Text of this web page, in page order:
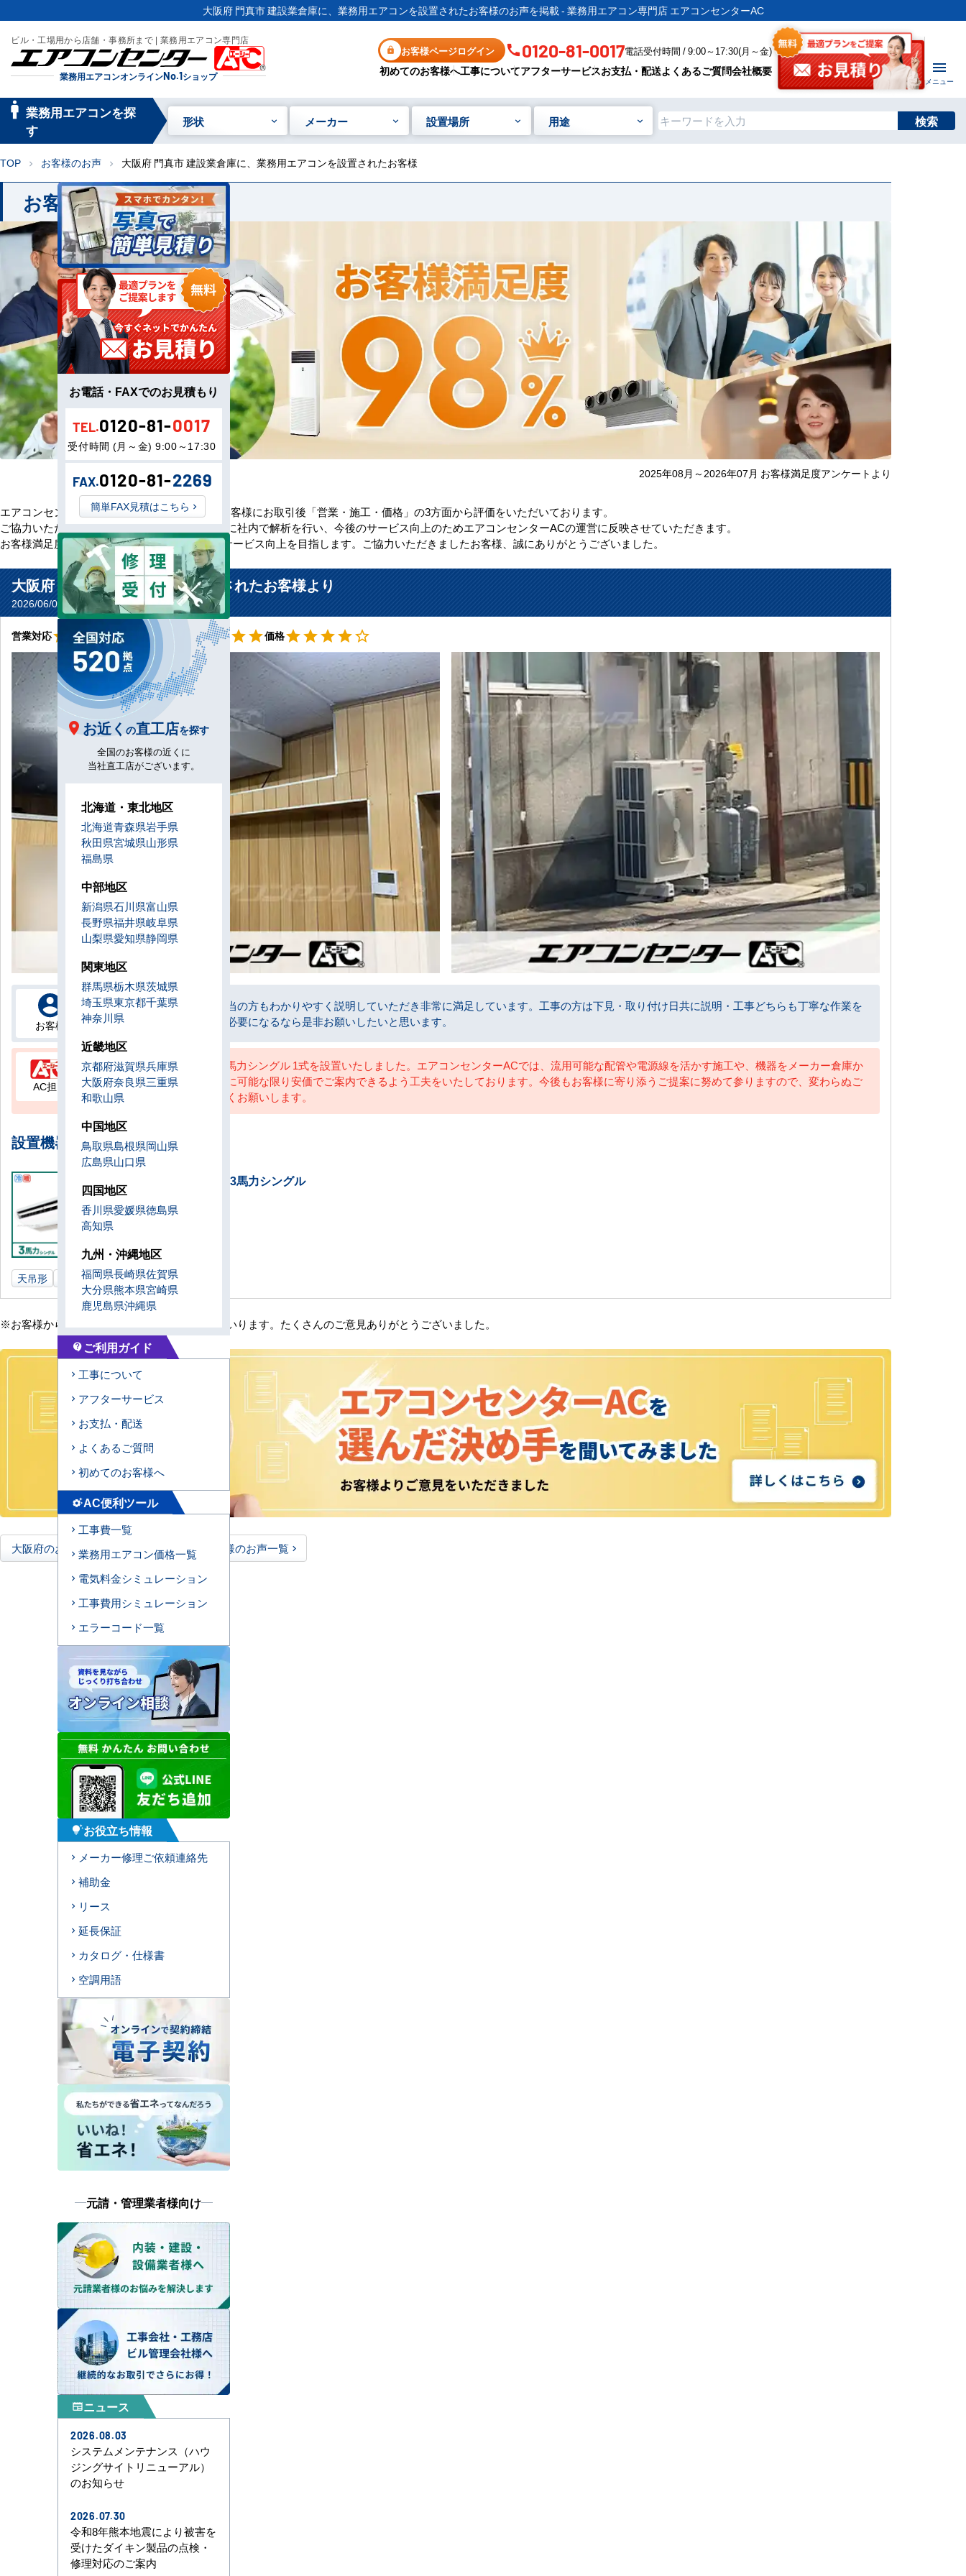
大阪府 門真市 建設業倉庫に、業務用エアコンを設置されたお客様のお声を掲載 - 業務用エアコン専門店 エアコンセンターAC
ビル・工場用から店舗・事務所まで | 業務用エアコン専門店
業務用エアコンオンラインNo.1ショップ
お客様ページログイン 0120-81-0017電話受付時間 / 9:00～17:30(月～金)
初めてのお客様へ工事についてアフターサービスお支払・配送よくあるご質問会社概要
メニュー
manage_searc
業務用エアコンを探
す
形状 メーカー 設置場所 用途 検索
TOP chevron_right お客様のお声 chevron_right 大阪府 門真市 建設業倉庫に、業務用エアコンを設置されたお客様
お客様のお声
2025年08月～2026年07月 お客様満足度アンケートより
エアコンセンターACをご利用いただきましたお客様にお取引後「営業・施工・価格」の3方面から評価をいただいております。
ご協力いただいたアンケート評価・ご意見を元に社内で解析を行い、今後のサービス向上のためエアコンセンターACの運営に反映させていただきます。
お客様満足度100％の評価をいただけるよう、サービス向上を目指します。ご協力いただきましたお客様、誠にありがとうございました。
大阪府 門真市 建設業倉庫に設置されたお客様より
2026/06/03(Wed) No.11567
営業対応 星5
star starstarstarstar 工事対応 星5
star starstarstarstar価格 星4
starstarstarstarstar_border
お客様
電話対応だけですが営業担当の方もわかりやすく説明していただき非常に満足しています。工事の方は下見・取り付け日共に説明・工事どちらも丁寧な作業を
していただきました。また必要になるなら是非お願いしたいと思います。
AC担当
天井吊形 業務用エアコン 3馬力シングル 1式を設置いたしました。エアコンセンターACでは、流用可能な配管や電源線を活かす施工や、機器をメーカー倉庫か
ら直接配送する等、お客様に可能な限り安価でご案内できるよう工夫をいたしております。今後もお客様に寄り添うご提案に努めて参りますので、変わらぬご
愛顧を賜りますようよろしくお願いします。
設置機器一覧
天井吊形 業務用エアコン 3馬力シングル
設置数：1式
天吊形 3馬力 大阪府 業務用エアコン
※お客様からの貴重なご意見は随時更新してまいります。たくさんのご意見ありがとうございました。
大阪府のお客様のお声一覧 全国のお客様のお声一覧
お電話・FAXでのお見積もり
TEL.0120-81-0017
受付時間 (月～金) 9:00～17:30
FAX.0120-81-2269
簡単FAX見積はこちら
お近く の直工店を探す
全国のお客様の近くに
当社直工店がございます。
北海道・東北地区
北海道青森県岩手県
秋田県宮城県山形県
福島県
中部地区
新潟県石川県富山県
長野県福井県岐阜県
山梨県愛知県静岡県
関東地区
群馬県栃木県茨城県
埼玉県東京都千葉県
神奈川県
近畿地区
京都府滋賀県兵庫県
大阪府奈良県三重県
和歌山県
中国地区
鳥取県島根県岡山県
広島県山口県
四国地区
香川県愛媛県徳島県
高知県
九州・沖縄地区
福岡県長崎県佐賀県
大分県熊本県宮崎県
鹿児島県沖縄県
contact_support ご利用ガイド
工事について
アフターサービス
お支払・配送
よくあるご質問
初めてのお客様へ
settings_suggestAC便利ツール
工事費一覧
業務用エアコン価格一覧
電気料金シミュレーション
工事費用シミュレーション
エラーコード一覧
tips_and_updatesお役立ち情報
メーカー修理ご依頼連絡先
補助金
リース
延長保証
カタログ・仕様書
空調用語
元請・管理業者様向け
newspaperニュース
2026.08.03
システムメンテナンス（ハウ
ジングサイトリニューアル）
のお知らせ
2026.07.30
令和8年熊本地震により被害を
受けたダイキン製品の点検・
修理対応のご案内